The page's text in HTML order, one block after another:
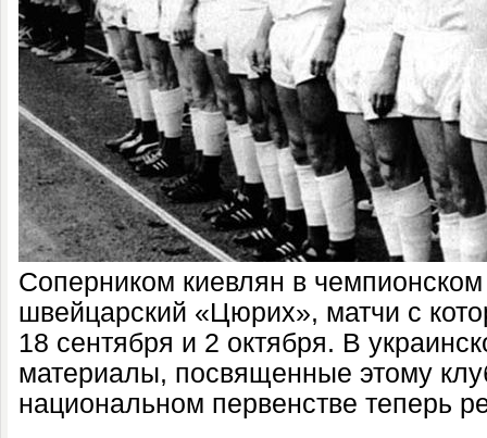
Соперником киевлян в чемпионском
швейцарский «Цюрих», матчи с
18 сентября и 2 октября. В
материалы, посвященные этому
национальном первенстве теперь